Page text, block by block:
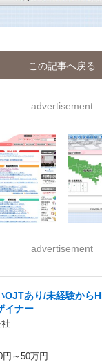
この記事へ戻る
advertisement
advertisement
OJTあり/未経験から
イナー
円～50万円